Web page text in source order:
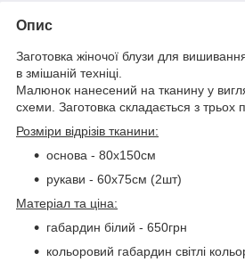
Опис
Заготовка жіночої блузи для
в змішаній техніці.
Малюнок нанесений на тканину у
схеми. Заготовка складається з трьох
Розміри відрізів тканини:
основа - 80х150см
рукави - 60х75см (2шт)
Матеріал та ціна:
габардин білий - 650грн
кольоровий габардин світлі